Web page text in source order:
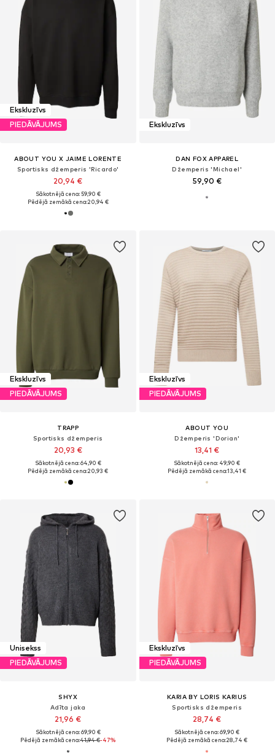
Ekskluzīvs
PIEDĀVĀJUMS
ABOUT YOU X JAIME LORENTE
Sportisks džemperis 'Ricardo'
20,94 €
Sākotnējā cena: 59,90 €
Pēdējā zemākā cena:20,94 €
Ekskluzīvs
DAN FOX APPAREL
Džemperis 'Michael'
59,90 €
Ekskluzīvs
PIEDĀVĀJUMS
TRAPP
Sportisks džemperis
20,93 €
Sākotnējā cena: 64,90 €
Pēdējā zemākā cena:20,93 €
Ekskluzīvs
PIEDĀVĀJUMS
ABOUT YOU
Džemperis 'Dorian'
13,41 €
Sākotnējā cena: 49,90 €
Pēdējā zemākā cena:13,41 €
Unisekss
PIEDĀVĀJUMS
SHYX
Adīta jaka
21,96 €
Sākotnējā cena: 69,90 €
Pēdējā zemākā cena:41,94 €-47%
Ekskluzīvs
PIEDĀVĀJUMS
KARIA BY LORIS KARIUS
Sportisks džemperis
28,74 €
Sākotnējā cena: 69,90 €
Pēdējā zemākā cena:28,74 €